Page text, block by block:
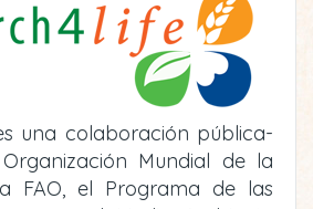
una colaboración pública-
Mundial de la
FAO, el Programa de las